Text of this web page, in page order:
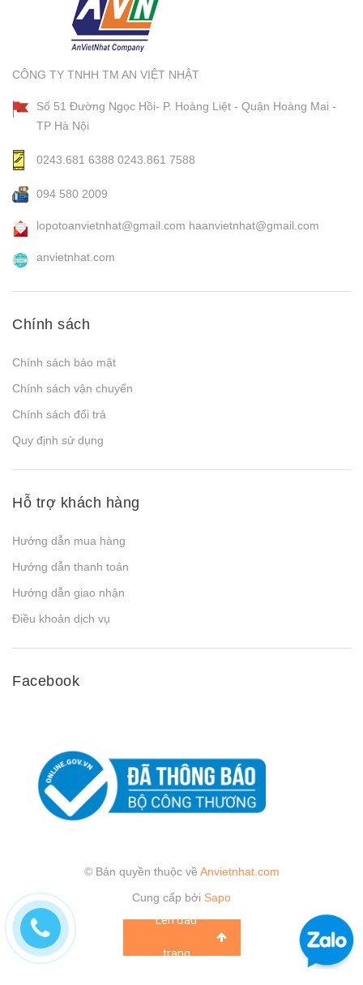
CÔNG TY TNHH TM AN VIỆT NHẬT
Số 51 Đường Ngọc Hồi- P. Hoàng Liệt - Quận Hoàng Mai -
TP Hà Nội
0243.681 6388 0243.861 7588
094 580 2009
lopotoanvietnhat@gmail.com haanvietnhat@gmail.com
anvietnhat.com
Chính sách
Chính sách bảo mật
Chính sách vận chuyển
Chính sách đổi trả
Quy định sử dụng
Hỗ trợ khách hàng
Hướng dẫn mua hàng
Hướng dẫn thanh toán
Hướng dẫn giao nhận
Điều khoản dịch vụ
Facebook
© Bản quyền thuộc về Anvietnhat.com
Cung cấp bởi Sapo
Lên đầu
trang